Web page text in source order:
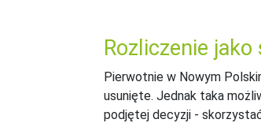
Rozliczenie
Pierwotnie w Nowym
usunięte. Jednak taka
podjętej decyzji -